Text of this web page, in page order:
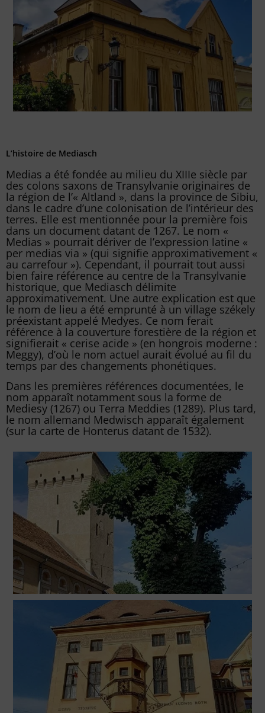
L’histoire de Mediasch
Medias a été fondée au milieu du XIIIe siècle par
des colons saxons de Transylvanie originaires de
la région de l’« Altland », dans la province de Sibiu,
dans le cadre d’une colonisation de l’intérieur des
terres. Elle est mentionnée pour la première fois
dans un document datant de 1267. Le nom «
Medias » pourrait dériver de l’expression latine «
per medias via » (qui signifie approximativement «
au carrefour »). Cependant, il pourrait tout aussi
bien faire référence au centre de la Transylvanie
historique, que Mediasch délimite
approximativement. Une autre explication est que
le nom de lieu a été emprunté à un village székely
préexistant appelé Medyes. Ce nom ferait
référence à la couverture forestière de la région et
signifierait « cerise acide » (en hongrois moderne :
Meggy), d’où le nom actuel aurait évolué au fil du
temps par des changements phonétiques.
Dans les premières références documentées, le
nom apparaît notamment sous la forme de
Mediesy (1267) ou Terra Meddies (1289). Plus tard,
le nom allemand Medwisch apparaît également
(sur la carte de Honterus datant de 1532).